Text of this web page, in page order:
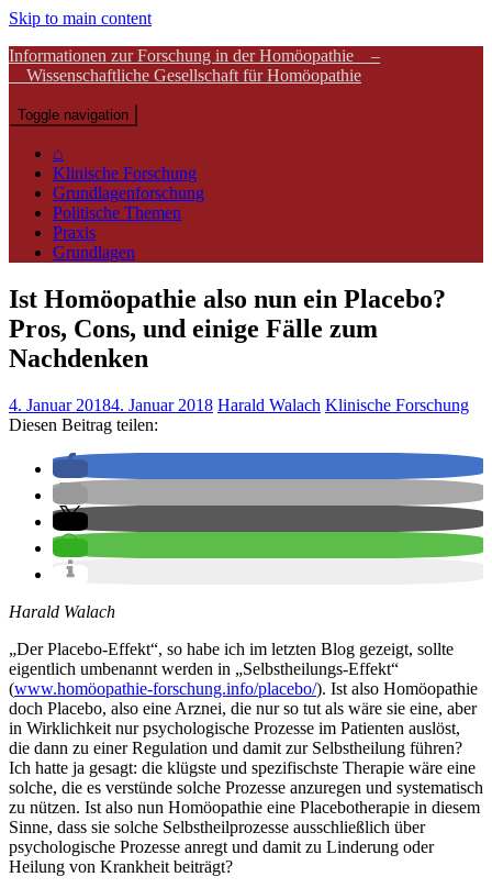
Skip to main content
Informationen zur Forschung in der Homöopathie –
Wissenschaftliche Gesellschaft für Homöopathie
Toggle navigation
⌂
Klinische Forschung
Grundlagenforschung
Politische Themen
Praxis
Grundlagen
Ist Homöopathie also nun ein Placebo?
Pros, Cons, und einige Fälle zum
Nachdenken
4. Januar 20184. Januar 2018 Harald Walach Klinische Forschung
Diesen Beitrag teilen:
Harald Walach
„Der Placebo-Effekt“, so habe ich im letzten Blog gezeigt, sollte
eigentlich umbenannt werden in „Selbstheilungs-Effekt“
(www.homöopathie-forschung.info/placebo/). Ist also Homöopathie
doch Placebo, also eine Arznei, die nur so tut als wäre sie eine, aber
in Wirklichkeit nur psychologische Prozesse im Patienten auslöst,
die dann zu einer Regulation und damit zur Selbstheilung führen?
Ich hatte ja gesagt: die klügste und spezifischste Therapie wäre eine
solche, die es verstünde solche Prozesse anzuregen und systematisch
zu nützen. Ist also nun Homöopathie eine Placebotherapie in diesem
Sinne, dass sie solche Selbstheilprozesse ausschließlich über
psychologische Prozesse anregt und damit zu Linderung oder
Heilung von Krankheit beiträgt?